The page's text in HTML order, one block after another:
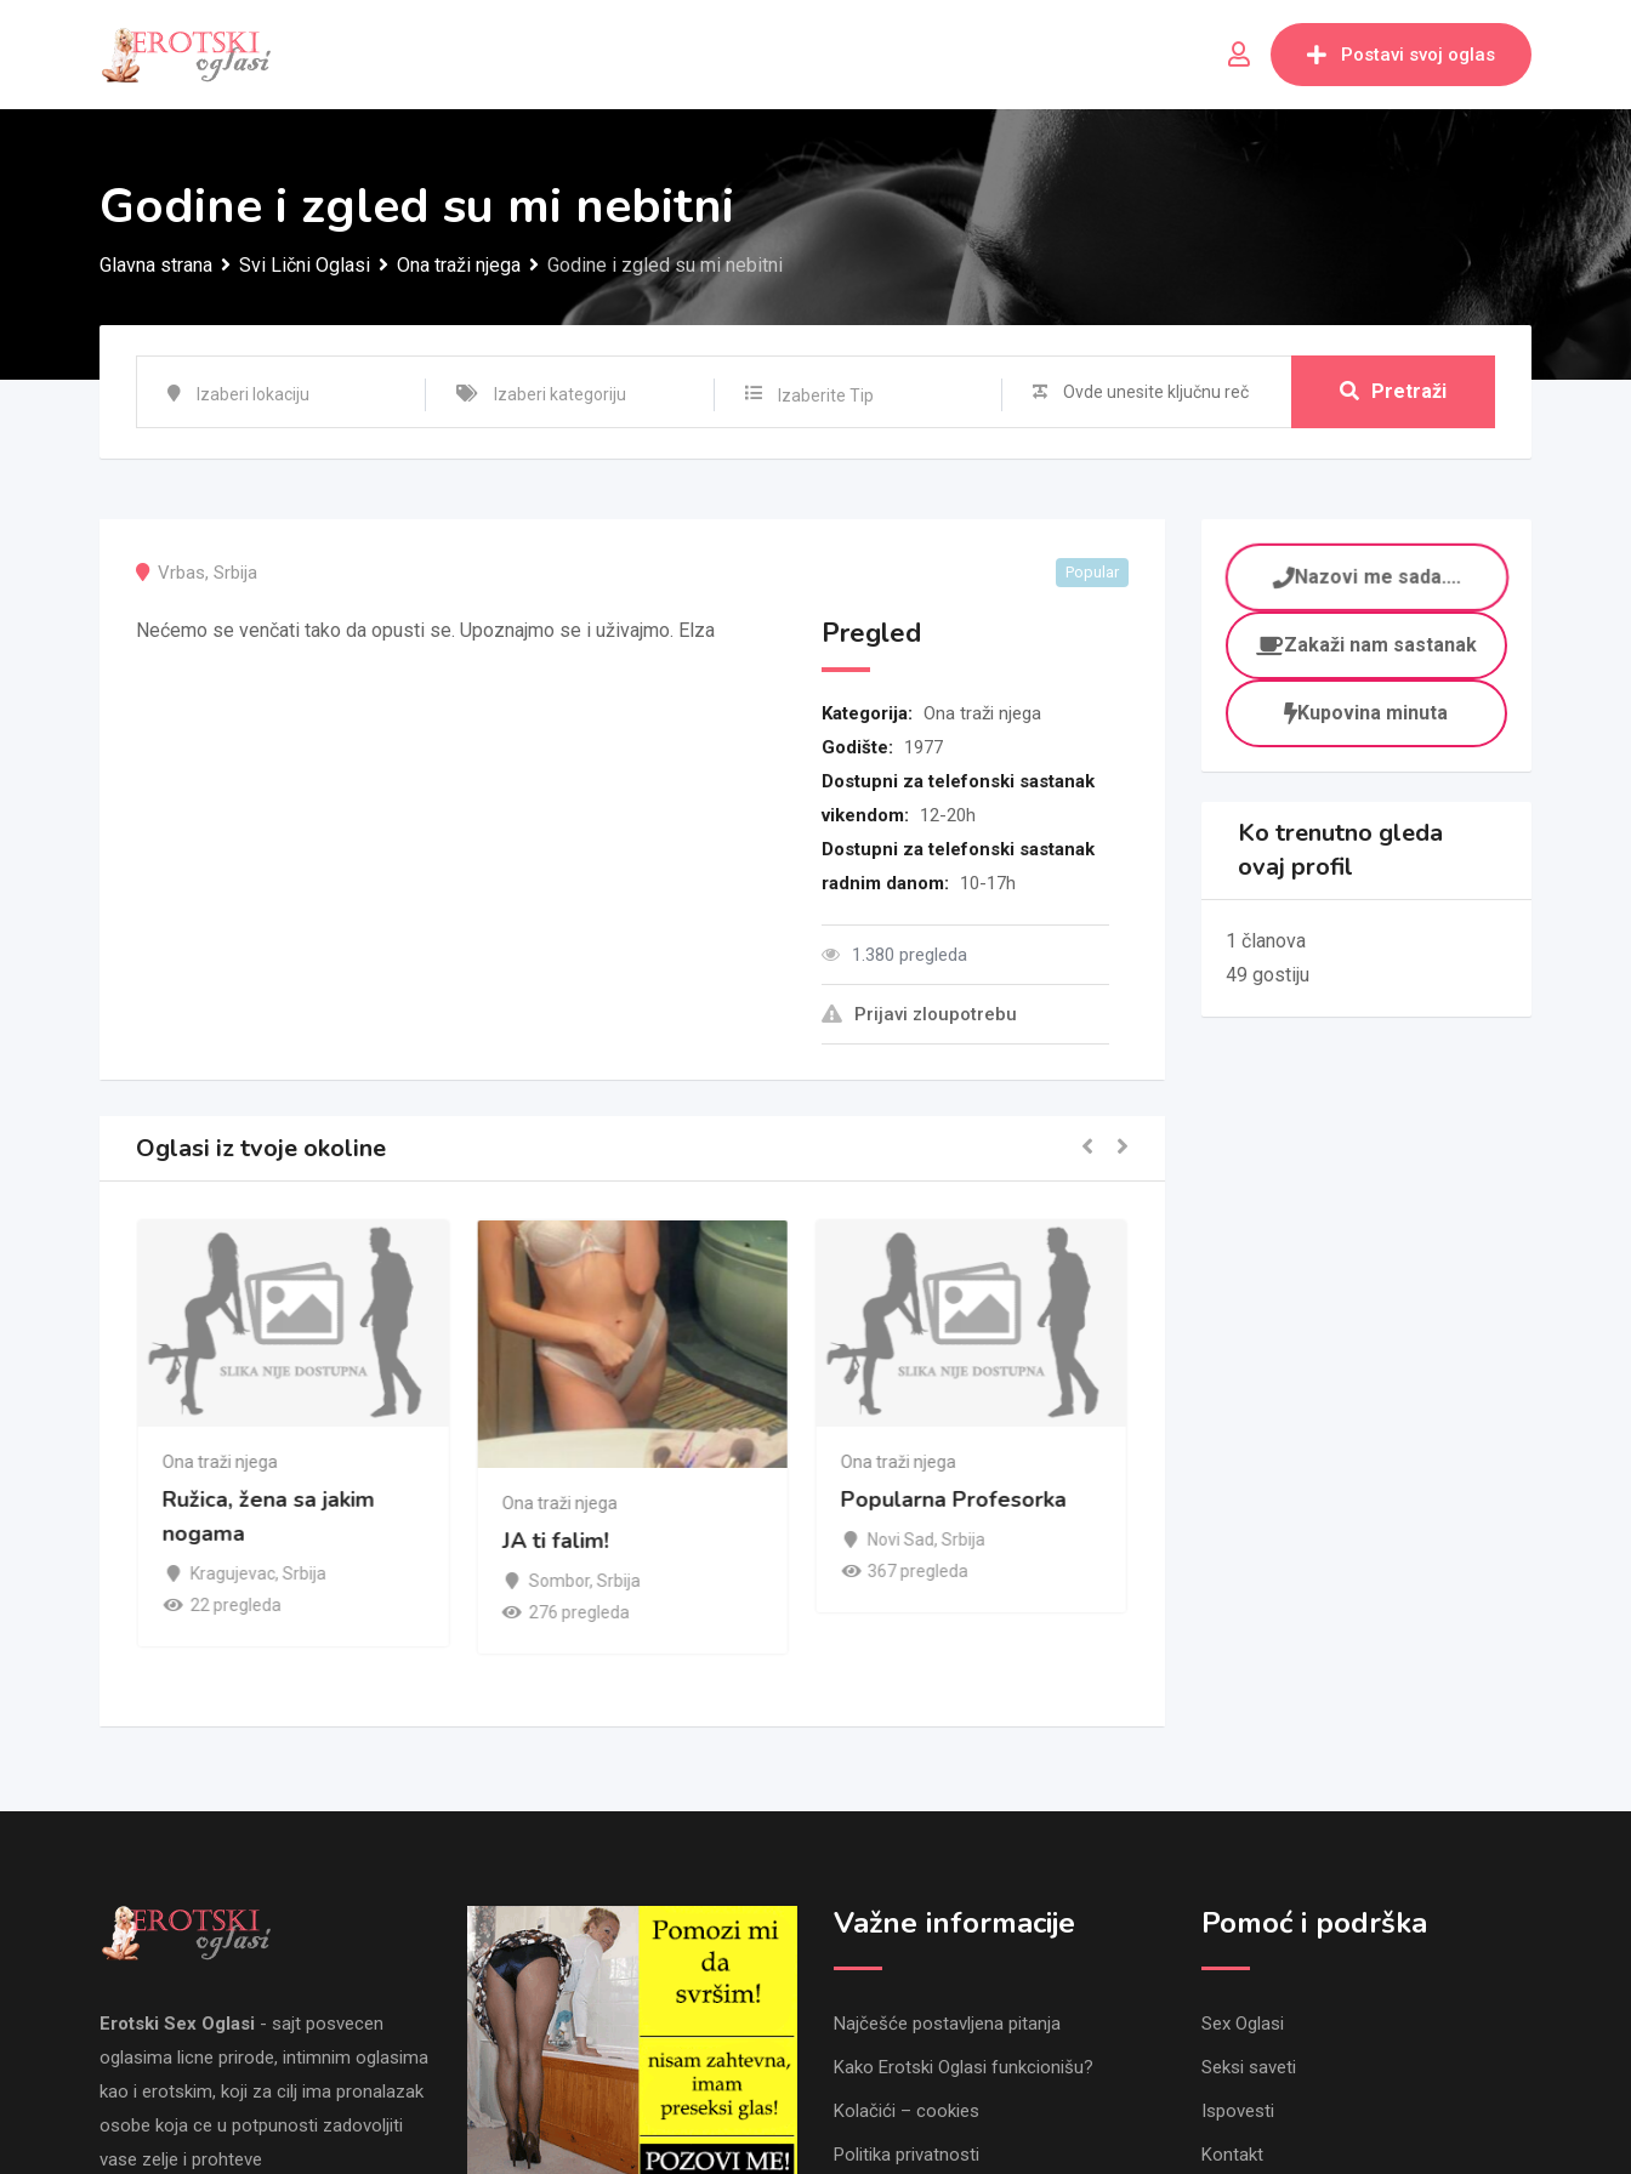
Postavi svoj oglas
Godine i zgled su mi nebitni
Glavna strana Svi Lični Oglasi Ona traži njega Godine i zgled su mi nebitni
Izaberite Tip Pretraži
Vrbas, Srbija Popular
Nećemo se venčati tako da opusti se. Upoznajmo se i uživajmo. Elza Pregled
Kategorija: Ona traži njega
Godište:
1977
Dostupni za telefonski sastanak
vikendom:
12-20h
Dostupni za telefonski sastanak
radnim danom:
10-17h
1.380 pregleda
Prijavi zloupotrebu
Oglasi iz tvoje okoline
Ona traži njega
Ružica, žena sa jakim
nogama
Kragujevac, Srbija
22 pregleda
Ona traži njega
JA ti falim!
Sombor, Srbija
276 pregleda
Ona traži njega
Popularna Profesorka
Novi Sad, Srbija
367 pregleda
Nazovi me sada....
Zakaži nam sastanak
Kupovina minuta
Ko trenutno gleda
ovaj profil
1 članova
49 gostiju
Erotski Sex Oglasi - sajt posvecen
oglasima licne prirode, intimnim oglasima
kao i erotskim, koji za cilj ima pronalazak
osobe koja ce u potpunosti zadovoljiti
vase zelje i prohteve
Važne informacije
Najčešće postavljena pitanja
Kako Erotski Oglasi funkcionišu?
Kolačići – cookies
Politika privatnosti
Pomoć i podrška
Sex Oglasi
Seksi saveti
Ispovesti
Kontakt